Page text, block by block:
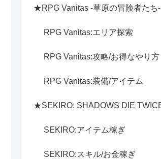
★RPG Vanitas -草原の冒険者た
RPG Vanitas:エリア探索
RPG Vanitas:攻略/お得なやり方
RPG Vanitas:装備/アイテム
★SEKIRO: SHADOWS DIE
SEKIRO:アイテム稼ぎ
SEKIRO:スキル/お金稼ぎ